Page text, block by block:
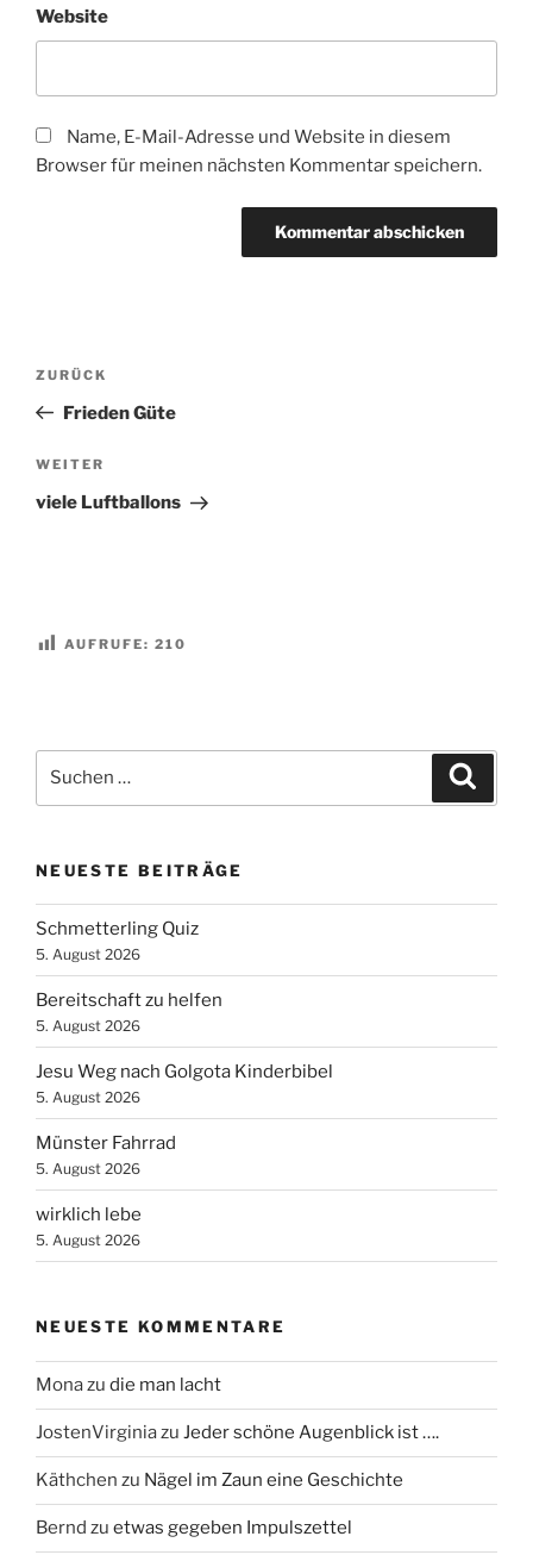
Website
Name, E-Mail-Adresse und Website in diesem
Browser für meinen nächsten Kommentar speichern.
Beitragsnavigation
Vorheriger
Beitrag
ZURÜCK
Frieden Güte
Nächster
Beitrag
WEITER
viele Luftballons
AUFRUFE: 210
nach:
NEUESTE BEITRÄGE
Schmetterling Quiz
5. August 2026
Bereitschaft zu helfen
5. August 2026
Jesu Weg nach Golgota Kinderbibel
5. August 2026
Münster Fahrrad
5. August 2026
wirklich lebe
5. August 2026
NEUESTE KOMMENTARE
Monazu die man lacht
JostenVirginiazu Jeder schöne Augenblick ist ….
Käthchen zu Nägel im Zaun eine Geschichte
Bernd zu etwas gegeben Impulszettel